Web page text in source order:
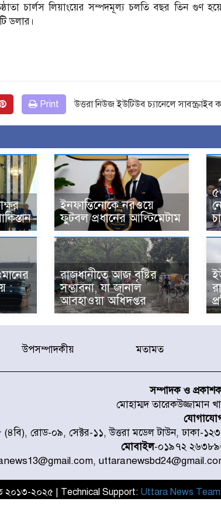
চার্লস লিয়াংয়ের সম্পদমূল্য চলতি বছর তিন গুণ
ডলার।
Print উত্তরা নিউজ ইউটিউব চ্যানেলে সাবস্ক্রাইব
ইনফান্তিনোকে নরওয়ে
ফুটবল প্রধানের আল্টিমেটাম
:
রাজধানীতে আজ বৃষ্টির
সম্ভাবনা, যা জানাল
আবহাওয়া অধিদপ্তর
উপসম্পাদকীয় মতামত
সম্পাদক ও
মোহাম্মদ তারেকউজ্জামান
(৪বি), রোড-০৯, সেক্টর-১১, উত্তরা মডেল টাউন, ঢাকা-
মোবাইল-০১৯৭২
২০১৩-২০২৫ | Technical Support: Uttara News Team